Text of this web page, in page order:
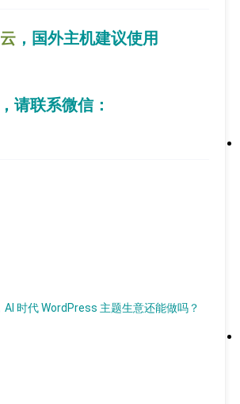
，国外主机建议使用
，请联系微信：
时代 WordPress 主题生意还能做吗？